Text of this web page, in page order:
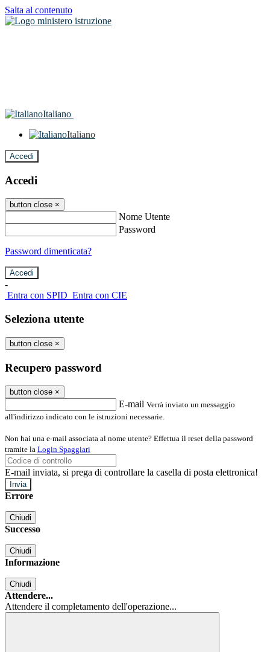
Salta al contenuto
Italiano
Italiano
Accedi
Accedi
button close ×
Nome Utente
Password
Password dimenticata?
-
Entra con SPID Entra con CIE
Seleziona utente
button close ×
Recupero password
button close ×
E-mail Verrà inviato un messaggio
all'indirizzo indicato con le istruzioni necessarie.
Non hai una e-mail associata al nome utente? Effettua il reset della password
tramite la Login Spaggiari
E-mail inviata, si prega di controllare la casella di posta elettronica!
Errore
Chiudi
Successo
Chiudi
Informazione
Chiudi
Attendere...
Attendere il completamento dell'operazione...